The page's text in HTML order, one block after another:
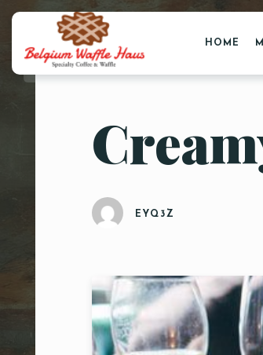
HOME
EYQ3Z